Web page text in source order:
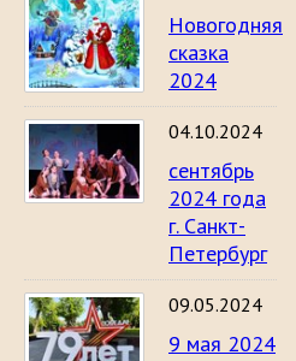
Новогодняя
сказка
2024
04.10.2024
сентябрь
2024 года
г. Санкт-
Петербург
09.05.2024
9 мая 2024